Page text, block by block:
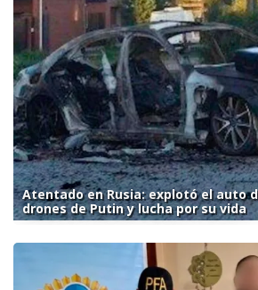
Atentado en Rusia: explotó el auto
drones de Putin y lucha por su vida